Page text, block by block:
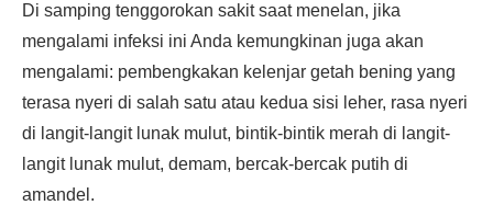
Di samping tenggorokan sakit saat menelan, jika
mengalami infeksi ini Anda kemungkinan juga akan
mengalami: pembengkakan kelenjar getah bening yang
terasa nyeri di salah satu atau kedua sisi leher, rasa nyeri
di langit-langit lunak mulut, bintik-bintik merah di langit-
langit lunak mulut, demam, bercak-bercak putih di
amandel.